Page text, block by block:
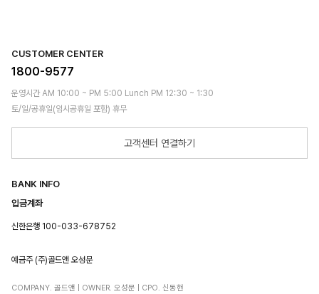
CUSTOMER CENTER
1800-9577
운영시간 AM 10:00 ~ PM 5:00 Lunch PM 12:30 ~ 1:30
토/일/공휴일(임시공휴일 포함) 휴무
고객센터 연결하기
BANK INFO
입금계좌
신한은행 100-033-678752
예금주 (주)골드앤 오성문
COMPANY. 골드앤 | OWNER. 오성문 | CPO. 신동현